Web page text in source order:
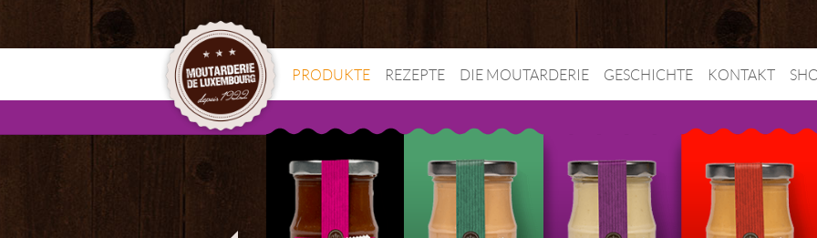
PRODUKTE REZEPTE DIE MOUTARDERIE GESCHICHTE KONTAKT